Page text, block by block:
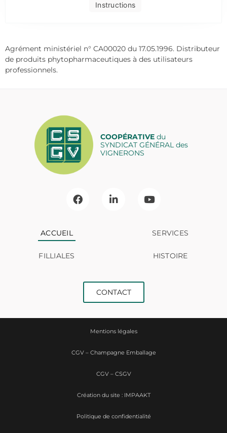
Instructions
Agrément ministériel n° CA00020 du 17.05.1996. Distributeur
de produits phytopharmaceutiques à des utilisateurs
professionnels.
COOPÉRATIVEdu
SYNDICAT GÉNÉRAL des
VIGNERONS
ACCUEIL SERVICES
FILLIALES HISTOIRE
CONTACT
Mentions légales
CGV – Champagne Emballage
CGV – CSGV
Politique de confidentialité
Création du site : IMPAAKT